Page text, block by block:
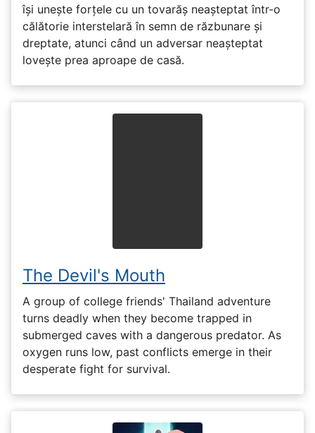
își unește forțele cu un tovarăș neașteptat într-o
călătorie interstelară în semn de răzbunare și
dreptate, atunci când un adversar neașteptat
lovește prea aproape de casă.
The Devil's Mouth
A group of college friends' Thailand adventure
turns deadly when they become trapped in
submerged caves with a dangerous predator. As
oxygen runs low, past conflicts emerge in their
desperate fight for survival.